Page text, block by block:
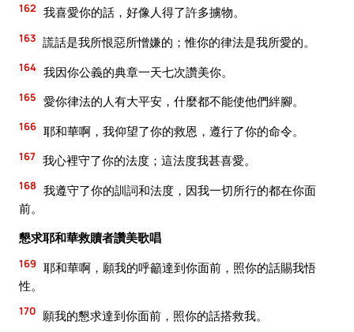
162 我喜愛你的話，好像人得了許多擄物。
163 謊話是我所恨惡所憎嫌的；惟你的律法是我所愛的。
164 我因你公義的典章一天七次讚美你。
165 愛你律法的人有大平安，什麼都不能使他們絆腳。
166 耶和華啊，我仰望了你的救恩，遵行了你的命令。
167 我心裡守了你的法度；這法度我甚喜愛。
168 我遵守了你的訓詞和法度，因我一切所行的都在你面
前。
懇求耶和華救贖者讚美歌唱
169 耶和華啊，願我的呼籲達到你面前，照你的話賜我悟
性。
170 願我的懇求達到你面前，照你的話搭救我。